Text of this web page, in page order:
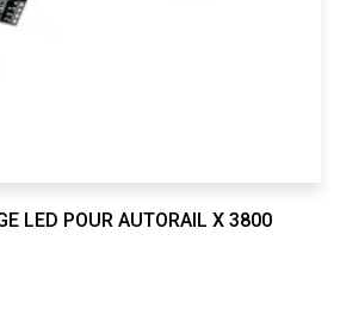
LED POUR AUTORAIL X 3800